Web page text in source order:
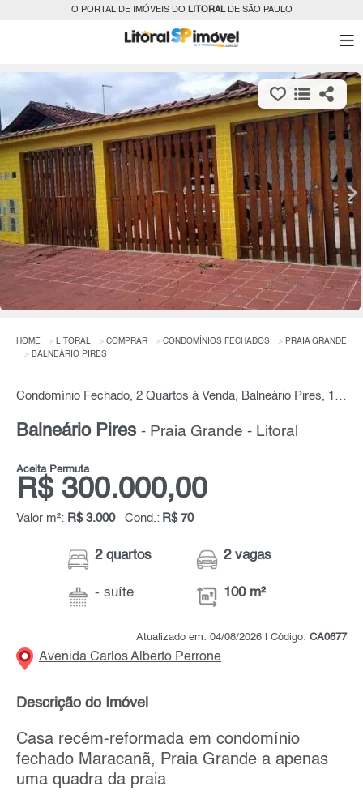
O PORTAL DE IMÓVEIS DO LITORALDE SÃO PAULO
HOME LITORAL COMPRAR CONDOMÍNIOS FECHADOS
PRAIA GRANDE
BALNEÁRIO PIRES
Condomínio Fechado, 2 Quartos à Venda, Balneário Pires, 100 m² por R$ 300.000,00
Balneário Pires - Praia Grande - Litoral
Aceita Permuta
R$ 300.000,00
Valor m²: R$ 3.000 Cond.: R$ 70
2 quartos
- suíte
2 vagas
100 m²
Atualizado em: 04/08/2026 | Código: CA0677
Avenida Carlos Alberto Perrone
Descrição do Imóvel
Casa recém-reformada em condomínio
fechado Maracanã, Praia Grande a apenas
uma quadra da praia